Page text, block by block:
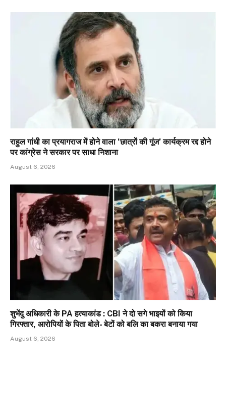
राहुल गांधी का प्रयागराज में होने वाला ‘छात्रों की गूंज’ कार्यक्रम रद्द होने
पर कांग्रेस ने सरकार पर साधा निशाना
August 6, 2026
शुभेंदु अधिकारी के PA हत्याकांड : CBI ने दो सगे भाइयों को किया
गिरफ्तार, आरोपियों के पिता बोले- बेटों को बलि का बकरा बनाया गया
August 6, 2026